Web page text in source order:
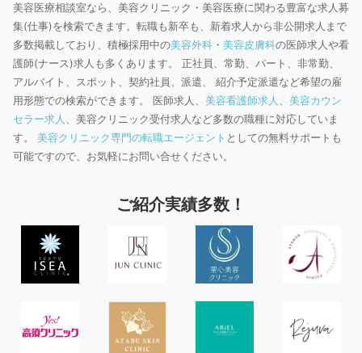
美容医療相談室なら、美容クリニック・美容医療に関わる豊富な求人募
集(仕事)を検索できます。転職も新卒も、新着求人から非公開求人まで
多数掲載しており、積極採用中の美容外科 ・ 美容皮膚科の医師求人や看
護師(ナース)求人も多くあります。 正社員、常勤、パート、非常勤、
アルバイト、スポット、契約社員、派遣、 紹介予定派遣など希望の雇
用形態での検索ができます。 医師求人、 美容看護師求人
美容カウン
セラー求人
、美容クリニック受付求人など多数の職種に対応していま
す。 美容クリニック専門の転職エージェント としての無料サポートも
可能ですので、お気軽にお問い合せください。
ご紹介実績多数！